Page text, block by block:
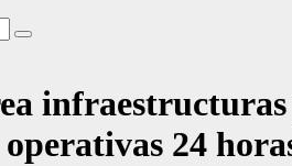
infraestructuras
24